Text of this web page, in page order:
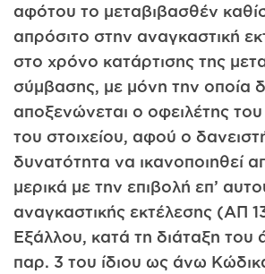
αφότου το μεταβιβασθέν
απρόσιτο στην αναγκαστική
στο χρόνο κατάρτισης της
σύμβασης, με μόνη την οποία
αποξενώνεται ο οφειλέτης
του στοιχείου, αφού ο
δυνατότητα να ικανοποιηθεί
μερικά με την επιβολή επ’
αναγκαστικής εκτέλεσης (ΑΠ
Εξάλλου, κατά τη διάταξη του
παρ. 3 του ίδιου ως άνω